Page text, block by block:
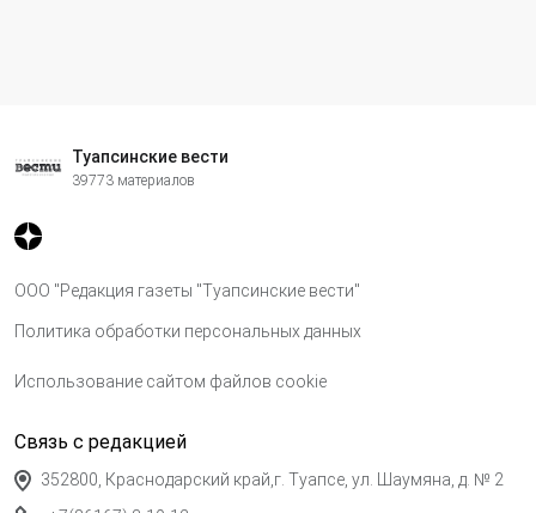
Туапсинские вести
39773 материалов
ООО "Редакция газеты "Туапсинские вести"
Политика обработки персональных данных
Использование сайтом файлов cookie
Связь с редакцией
352800, Краснодарский край,г. Туапсе, ул. Шаумяна, д. № 2